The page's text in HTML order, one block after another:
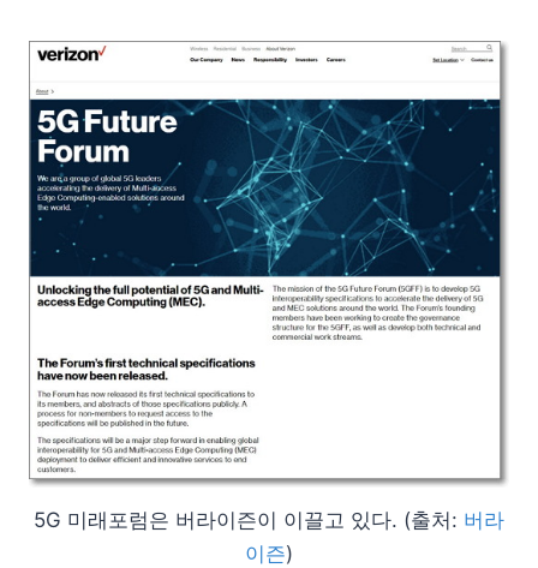
5G 미래포럼은 버라이즌이 이끌고 있다. (출처: 버라
이즌)